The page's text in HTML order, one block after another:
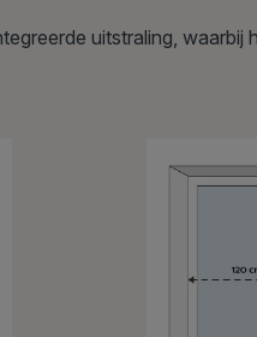
uitstraling,